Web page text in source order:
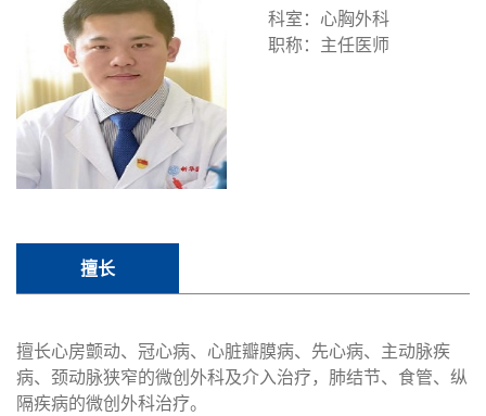
科室：心胸外科
职称：主任医师
擅长
擅长心房颤动、冠心病、心脏瓣膜病、先心病、主动脉疾
病、颈动脉狭窄的微创外科及介入治疗，肺结节、食管、纵
隔疾病的微创外科治疗。